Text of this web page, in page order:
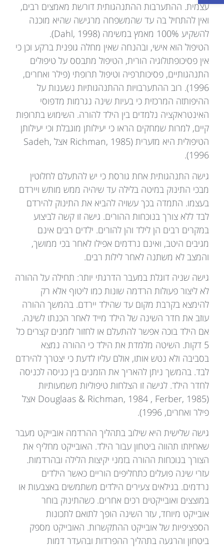
עצמית. ההתערבות ההתנהגותית דורשת מאמצים רבים,
ואין להתחיל בה עד שהמשפחה מרגישה שהיא מוכנה
להשקיע 100% מאמץ במשימה (Dahl, 1998).
הטיפול הוא אישי, ובהנחה שאין מחלה גופנית ברקע וכן כי
אין פסיכופתולוגיה הורית, הטיפול מתבסס על טיפולים
התנהגותיים, פסיכותרפיה וטיפול תרופתי (פילר ואחרים,
1996). רוב ההתערבויות ההתנהגותיות נשענות על
ההיפותזה המרכזית כי בעיות שינה נגרמות מדפוסי
האינטראקציה נלמדים בין הילד להורה. השימוש בתרופות
קיים, למרות שמחקים הראו כי יעילותן מוגבלת וכי יעילותן
הטיפולית היא מזערית (Richman, 1985 אצל Sadeh,
1996).
גישה התנהגותית אחת גורסת כי יש להתעלם לחלוטין
מבכי התינוק במיטה בלילה עד שיהיה ממש מותש ויירדם
בעצמו. התמדה בכך עשויה להביא את התינוק להירדם
לבד ללא צורך בנוכחות ההורים. גישה זו קשה לביצוע
במקרים רבים הן לילד והן להורים. ילדים רבים אינם
מגיבים היטב, ואינם נרדמים אפילו לאחר בכי ממושך,
והמצב לא משתנה לאחר לילות רבים.
גישה שניה דוגלת במעבר הדרגתי יותר: תחילה על ההורה
לא ליצור פעולות הרדמה שונות כמו ליטוף אלא רק
להימצא בקרבת מקום עד שהילד יירדם. בהמשך ההורה
עוזב את חדר השינה של הילד מייד לאחר הכנתו לשינה.
אם הילד בוכה אפשר להתעלם או לחזור לזמנים קצרים כל
5 דקות. השיטה מלמדת את הילד כי ההורה נמצא
בסביבה ולא נטש אותו, אולם עליו לדעת כי יצטרך להירדם
לבד. בהמשך ניתן להאריך את הזמנים בין כניסה לכניסה
לחדר הילד. לגישה זו הצלחות טיפוליות משמעותיות
(Douglaas & Richman, 1984 , Ferber, 1985 אצל
פילר ואחרים, 1996).
גישה שלישית היא שילוב בתהליך ההרדמה אובייקט מעבר
שאחיזתו תהווה ביטחון עבור הילד. האובייקט מחליף את
הצורך בנוכחות ההורה בזמני יקיצות הלילה ובהרדמות.
עזרי שינה פועלים כתחליפים הוריים כאשר הילדים
נרדמים. בגילאים צעירים הילדים משתמשים באצבעות או
במוצצים ואובייקטים רכים אחרים. כשהתינוק בוחר
אובייקט מיוחד, עזר השינה הופך לתואם לתכונות
הספציפיות של אובייקט ההתקשרות. האובייקט מספק
ביטחון והרגעה בתהליך ההפרדות ובהעדר דמות